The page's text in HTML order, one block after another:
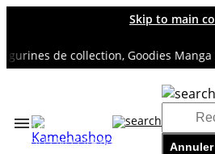
Skip to main
de collection, Goodies Manga et
Annuler
Accueil
TOUS NOS RAYONS